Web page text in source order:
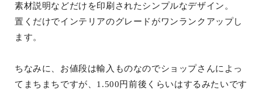
素材説明などだけを印刷されたシンプルなデザイン。
置くだけでインテリアのグレードがワンランクアップし
ます。
ちなみに、お値段は輸入ものなのでショップさんによっ
てまちまちですが、1.500円前後くらいはするみたいです